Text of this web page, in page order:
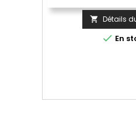
 Détails
 En